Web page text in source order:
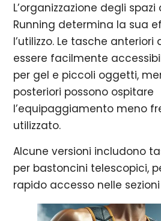
L’organizzazione degli
Running determina la sua
l’utilizzo. Le tasche
essere facilmente
per gel e piccoli oggetti,
posteriori possono ospitare
l’equipaggiamento meno
utilizzato.
Alcune versioni includono
per bastoncini telescopici,
rapido accesso nelle